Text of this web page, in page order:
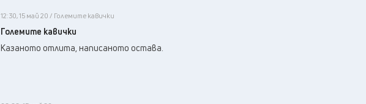
12:30, 15 май 20 / Големите кавички
Големите кавички
Казаното отлита, написаното остава.